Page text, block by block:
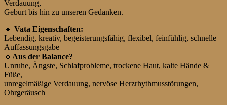
Verdauung,
Geburt bis hin zu unseren Gedanken.
🔹 Vata Eigenschaften:
Lebendig, kreativ, begeisterungsfähig, flexibel, feinfühlig, schnelle
Auffassungsgabe
🔹 Aus der Balance?
Unruhe, Ängste, Schlafprobleme, trockene Haut, kalte Hände &
Füße,
unregelmäßige Verdauung, nervöse Herzrhythmusstörungen,
Ohrgeräusch